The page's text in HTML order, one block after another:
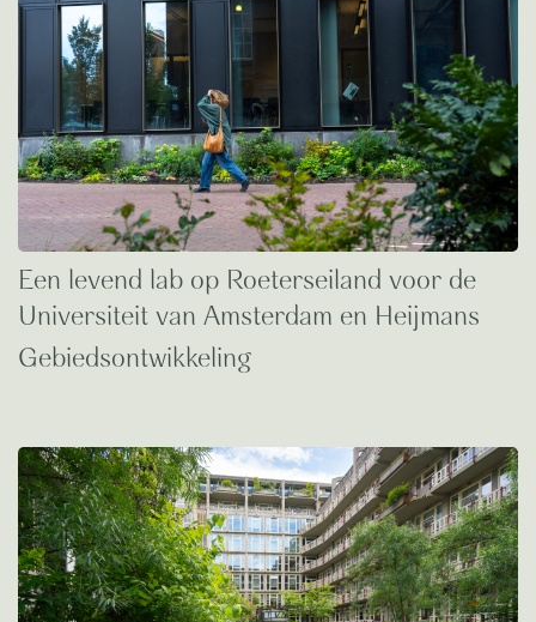
Een levend lab op Roeterseiland voor de
Universiteit van Amsterdam en Heijmans
Gebiedsontwikkeling